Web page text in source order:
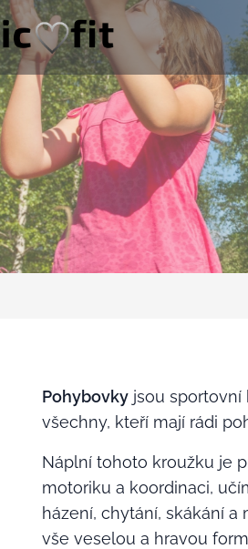
Pohybovkyjsou sportovní
všechny, kteří mají rádi
Náplní tohoto kroužku je
motoriku a koordinaci,
házení, chytání, skákání
vše veselou a hravou